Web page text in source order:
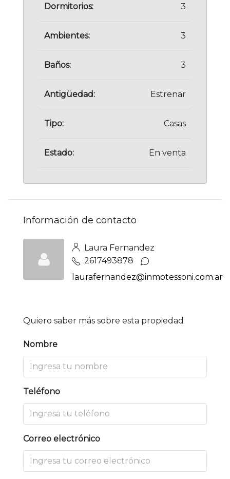
Dormitorios: 3
Ambientes: 3
Baños: 3
Antigüedad: Estrenar
Tipo: Casas
Estado: En venta
Información de contacto
Laura Fernandez
2617493878
laurafernandez@inmotessoni.com.ar
Quiero saber más sobre esta propiedad
Nombre
Teléfono
Correo electrónico